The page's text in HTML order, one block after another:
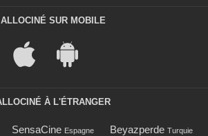
ALLOCINÉ SUR MOBILE
À L'ÉTRANGER
SensaCine Espagne Beyazperde Turquie